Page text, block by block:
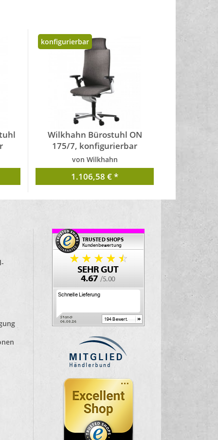
Wilkhahn Bürostuhl ON
175/7, konfigurierbar
von Wilkhahn
konfigurierbar
1.106,58 € *